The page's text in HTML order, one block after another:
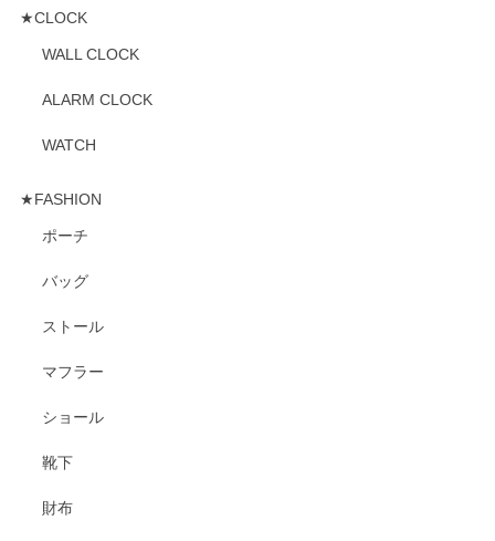
★CLOCK
WALL CLOCK
ALARM CLOCK
WATCH
★FASHION
ポーチ
バッグ
ストール
マフラー
ショール
靴下
財布